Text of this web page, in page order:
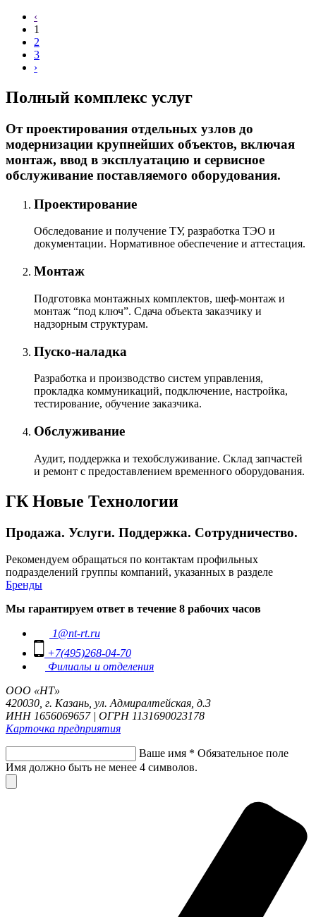
‹
1
2
3
›
Полный комплекс услуг
От проектирования отдельных узлов до
модернизации крупнейших объектов, включая
монтаж, ввод в эксплуатацию и сервисное
обслуживание поставляемого оборудования.
Проектирование
Обследование и получение ТУ, разработка ТЭО и
документации. Нормативное обеспечение и аттестация.
Монтаж
Подготовка монтажных комплектов, шеф-монтаж и
монтаж “под ключ”. Сдача объекта заказчику и
надзорным структурам.
Пуско-наладка
Разработка и производство систем управления,
прокладка коммуникаций, подключение, настройка,
тестирование, обучение заказчика.
Обслуживание
Аудит, поддержка и техобслуживание. Склад запчастей
и ремонт с предоставлением временного оборудования.
ГК Новые Технологии
Продажа. Услуги. Поддержка. Сотрудничество.
Рекомендуем обращаться по контактам профильных
подразделений группы компаний, указанных в разделе
Бренды
Мы гарантируем ответ в течение 8 рабочих часов
1@nt-rt.ru
+7(495)268-04-70
Филиалы и отделения
ООО «НТ»
420030, г. Казань, ул. Адмиралтейская, д.3
ИНН 1656069657 | ОГРН 1131690023178
Карточка предприятия
Ваше имя * Обязательное поле
Имя должно быть не менее 4 символов.